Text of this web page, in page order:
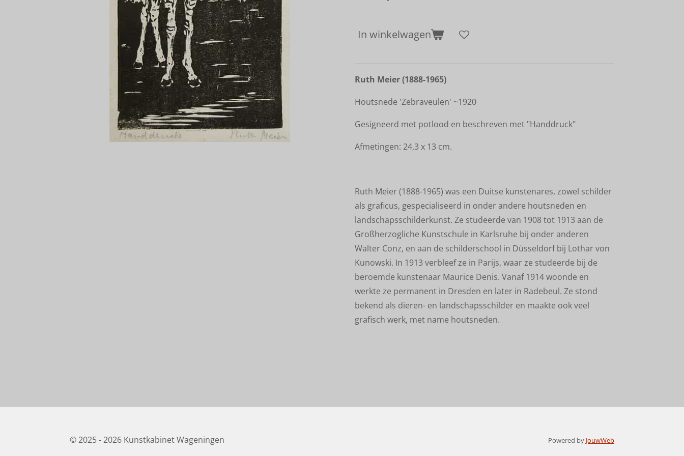
In winkelwagen
Ruth Meier (1888-1965)
Houtsnede 'Zebraveulen' ~1920
Gesigneerd met potlood en beschreven met "Handdruck"
Afmetingen: 24,3 x 13 cm.
Ruth Meier (1888-1965) was een Duitse kunstenares, zowel schilder
als graficus, gespecialiseerd in onder andere houtsneden en
landschapsschilderkunst. Ze studeerde van 1908 tot 1913 aan de
Großherzogliche Kunstschule in Karlsruhe bij onder anderen
Walter Conz, en aan de schilderschool in Düsseldorf bij Lothar von
Kunowski. In 1913 verbleef ze in Parijs, waar ze studeerde bij de
beroemde kunstenaar Maurice Denis. Vanaf 1914 woonde en
werkte ze permanent in Dresden en later in Radebeul. Ze stond
bekend als dieren- en landschapsschilder en maakte ook veel
grafisch werk, met name houtsneden.
© 2025 - 2026 Kunstkabinet Wageningen Powered by JouwWeb